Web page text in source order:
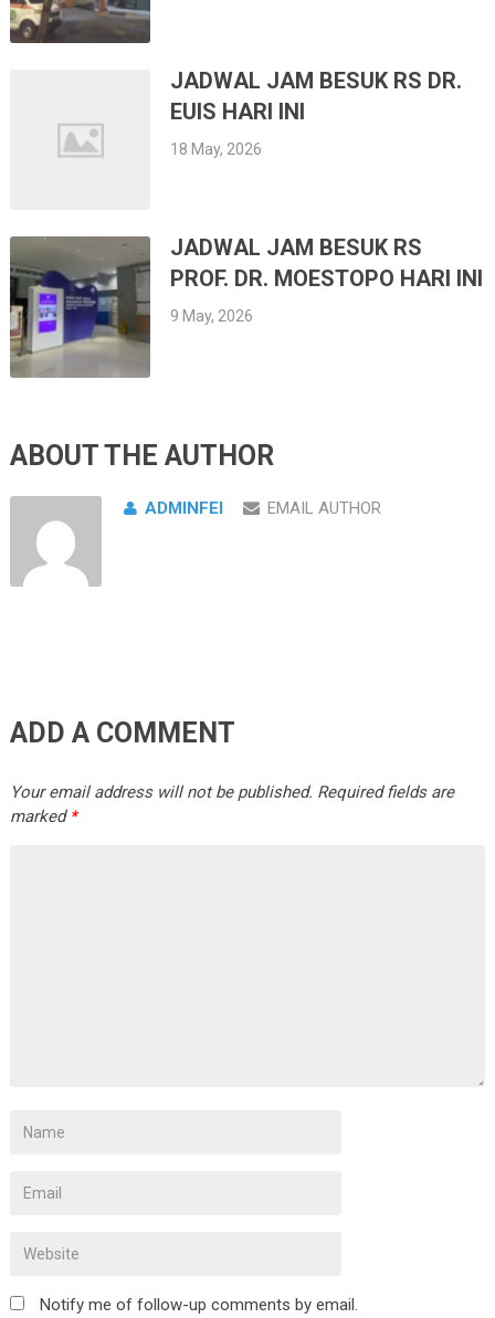
JADWAL JAM BESUK RS DR.
EUIS HARI INI
18 May, 2026
JADWAL JAM BESUK RS
PROF. DR. MOESTOPO HARI INI
9 May, 2026
ABOUT THE AUTHOR
ADMINFEI EMAIL AUTHOR
ADD A COMMENT
Your email address will not be published. Required fields are
marked *
Notify me of follow-up comments by email.